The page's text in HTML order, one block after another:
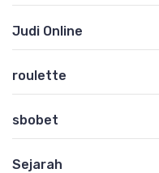
Judi Online
roulette
sbobet
Sejarah